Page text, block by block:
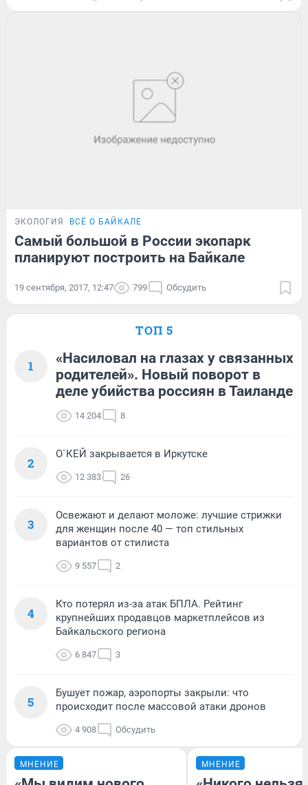
ЭКОЛОГИЯ ВСЁ О БАЙКАЛЕ
Самый большой в России экопарк
планируют построить на Байкале
19 сентября, 2017, 12:47 799 Обсудить
ТОП 5
1
«Насиловал на глазах у связанных
родителей». Новый поворот в
деле убийства россиян в Таиланде
14 204 8
2
О`КЕЙ закрывается в Иркутске
12 383 26
3
Освежают и делают моложе: лучшие стрижки
для женщин после 40 — топ стильных
вариантов от стилиста
9 557 2
4
Кто потерял из-за атак БПЛА. Рейтинг
крупнейших продавцов маркетплейсов из
Байкальского региона
6 847 3
5
Бушует пожар, аэропорты закрыли: что
происходит после массовой атаки дронов
4 908 Обсудить
МНЕНИЕ МНЕНИЕ